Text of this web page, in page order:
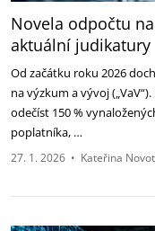
Novela odpočtu
aktuální judikatury
Od začátku roku 2026
na výzkum a vývoj
odečíst 150 %
poplatníka, …
27. 1. 2026 • Kateřina